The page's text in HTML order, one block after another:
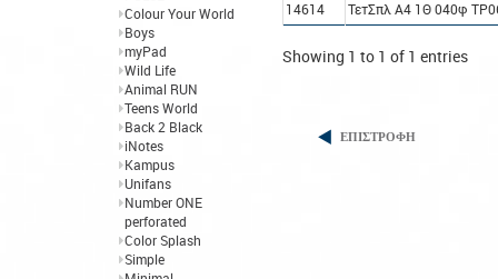
Colour Your World
Boys
myPad
Wild Life
Animal RUN
Teens World
Back 2 Black
iNotes
Kampus
Unifans
Number ONE
perforated
Color Splash
Simple
14614
ΤετΣπλ A4 1Θ 040φ
Showing 1 to 1 of 1 entries
ΕΠΙΣΤΡΟΦΗ